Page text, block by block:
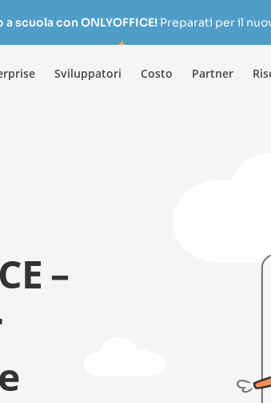
scuola con ONLYOFFICE! Preparati per il
Sviluppatori Costo Partner
–